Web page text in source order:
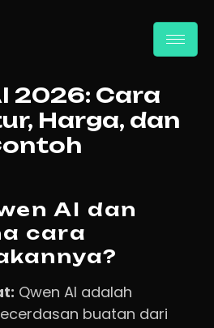
2026: Cara
Harga, dan
AI dan
cara
Qwen AI adalah
buatan dari